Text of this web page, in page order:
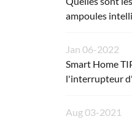
ampoules
Jan 06-2022
Smart Home
l'interrupteur
Aug 03-2021